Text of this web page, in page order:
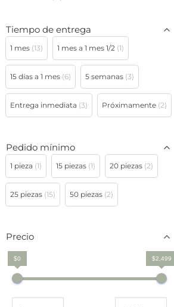
Tiempo de entrega
1 mes (13) 1 mes a 1 mes 1/2 (1)
15 días a 1 mes (6) 5 semanas (3)
Entrega inmediata (3) Próximamente (2)
Pedido mínimo
1 pieza (1) 15 piezas (1) 20 piezas (2)
25 piezas (15) 50 piezas (2)
Precio
$0 $2,499